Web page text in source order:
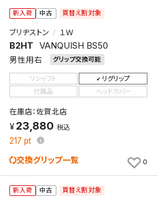
新入荷 中古 買替え割対象
ブリヂストン １Ｗ
B2HT VANQUISH BS50
男性用右 グリップ交換可能
リシャフト
リグリップ
付属品
ヘッドカバー
在庫店：佐賀北店
23,880 税込
217 pt
交換グリップ一覧 0
新入荷 中古 買替え割対象